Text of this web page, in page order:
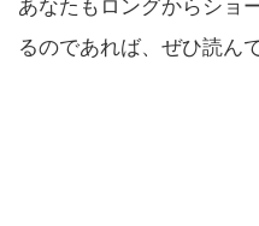
あなたもロングからショ
るのであれば、ぜひ読ん